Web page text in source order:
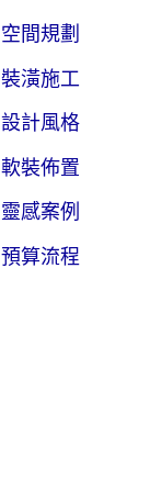
空間規劃
裝潢施工
設計風格
軟裝佈置
靈感案例
預算流程